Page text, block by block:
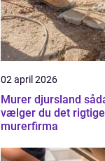
02 april 2026
Murer djursland sådan
vælger du det rigtige
murerfirma